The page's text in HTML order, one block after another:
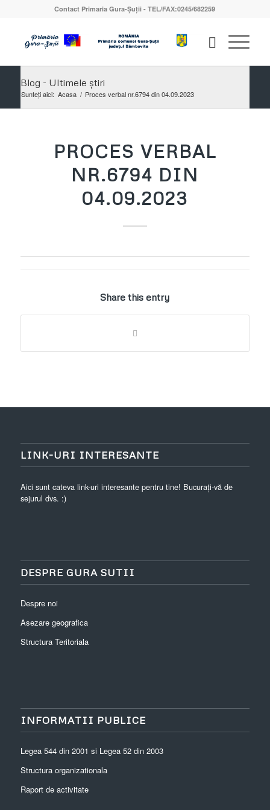
Contact Primaria Gura-Șuții - TEL/FAX:0245/682259
Blog - Ultimele știri
Sunteți aici: Acasa / Proces verbal nr.6794 din 04.09.2023
PROCES VERBAL
NR.6794 DIN
04.09.2023
Share this entry
LINK-URI INTERESANTE
Aici sunt cateva link-uri interesante pentru tine! Bucurați-vă de
sejurul dvs. :)
DESPRE GURA SUTII
Despre noi
Asezare geografica
Structura Teritoriala
INFORMATII PUBLICE
Legea 544 din 2001 si Legea 52 din 2003
Structura organizationala
Raport de activitate